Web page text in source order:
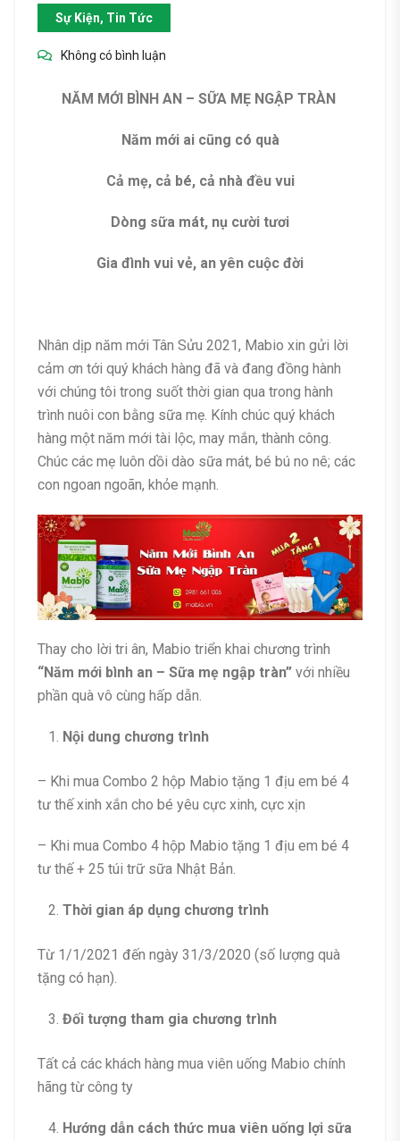
Sự Kiện, Tin Tức
Không có bình luận
NĂM MỚI BÌNH AN – SỮA MẸ NGẬP TRÀN
Năm mới ai cũng có quà
Cả mẹ, cả bé, cả nhà đều vui
Dòng sữa mát, nụ cười tươi
Gia đình vui vẻ, an yên cuộc đời
Nhân dịp năm mới Tân Sửu 2021, Mabio xin gửi lời
cảm ơn tới quý khách hàng đã và đang đồng hành
với chúng tôi trong suốt thời gian qua trong hành
trình nuôi con bằng sữa mẹ. Kính chúc quý khách
hàng một năm mới tài lộc, may mắn, thành công.
Chúc các mẹ luôn dồi dào sữa mát, bé bú no nê; các
con ngoan ngoãn, khỏe mạnh.
Thay cho lời tri ân, Mabio triển khai chương trình
“Năm mới bình an – Sữa mẹ ngập tràn” với nhiều
phần quà vô cùng hấp dẫn.
Nội dung chương trình
– Khi mua Combo 2 hộp Mabio tặng 1 địu em bé 4
tư thế xinh xắn cho bé yêu cực xinh, cực xịn
– Khi mua Combo 4 hộp Mabio tặng 1 địu em bé 4
tư thế + 25 túi trữ sữa Nhật Bản.
Thời gian áp dụng chương trình
Từ 1/1/2021 đến ngày 31/3/2020 (số lượng quà
tặng có hạn).
Đối tượng tham gia chương trình
Tất cả các khách hàng mua viên uống Mabio chính
hãng từ công ty
Hướng dẫn cách thức mua viên uống lợi sữa